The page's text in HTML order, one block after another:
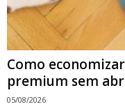
Como
premium sem
05/08/2026